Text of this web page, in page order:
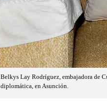
Belkys Lay Rodríguez, embajadora de
diplomática, en Asunción.